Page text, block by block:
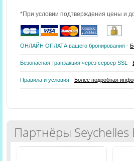
*При условии подтверждения цены и
ОНЛАЙН ОПЛАТА вашего бронирования -
Безопасная транзакция через сервер SSL -
Правила и условия - Более подробная
Партнёры Seychelles